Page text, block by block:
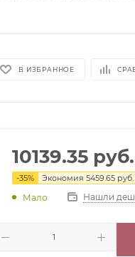
В ИЗБРАННОЕ
10139.35 руб.
-35% Экономия5459.65 руб.
Мало Нашли